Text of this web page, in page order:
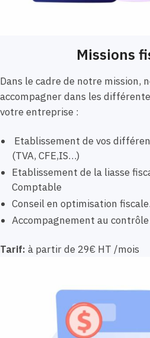
Missions
Dans le cadre de notre mission,
accompagner dans les
votre entreprise :
Etablissement de vos
(TVA, CFE,IS…)
Etablissement de la liasse
Comptable
Conseil en optimisation fiscale.
Accompagnement au
Tarif: à partir de 29€ HT /mois